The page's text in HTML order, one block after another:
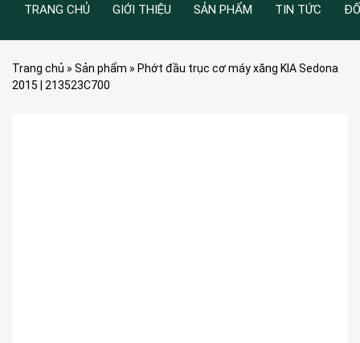
TRANG CHỦ GIỚI THIỆU SẢN PHẨM TIN TỨC
Trang chủ » Sản phẩm » Phớt đầu trục cơ máy xăng KIA Sedona
2015 | 213523C700